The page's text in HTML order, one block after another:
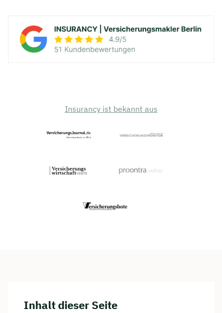
Insurancy ist bekannt aus
Inhalt dieser Seite